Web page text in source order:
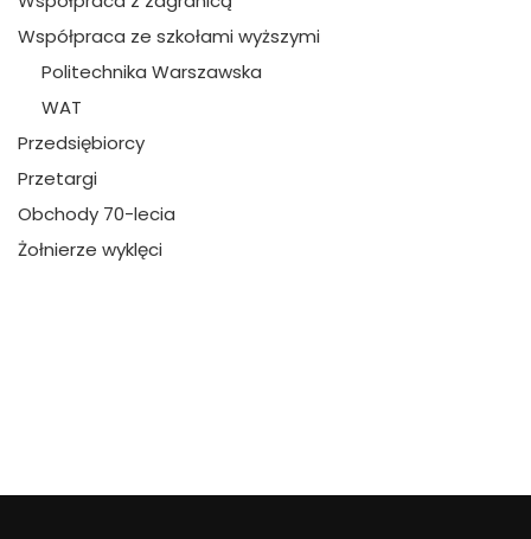
Współpraca ze szkołami wyższymi
Politechnika Warszawska
WAT
Przedsiębiorcy
Przetargi
Obchody 70-lecia
Żołnierze wyklęci